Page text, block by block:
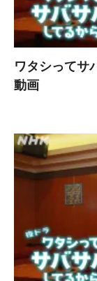
ワタシってサ
動画